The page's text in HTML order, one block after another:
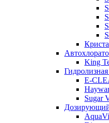
King
E-
Sugar